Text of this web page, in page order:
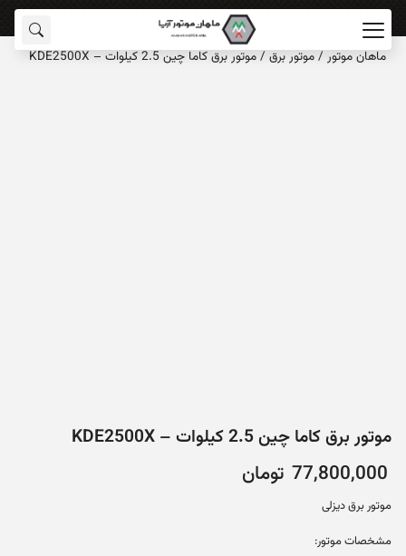
ماهان‌ موتور /موتور برق/موتور برق کاما چین 2.5 کیلوات – KDE2500X
موتور برق کاما چین 2.5 کیلوات – KDE2500X
77,800,000 تومان
موتور برق دیزلی
مشخصات موتور: